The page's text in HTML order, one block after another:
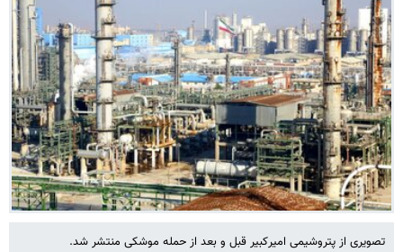
تصویری از پتروشیمی امیرکبیر قبل و بعد از حمله موشکی منتشر شد.